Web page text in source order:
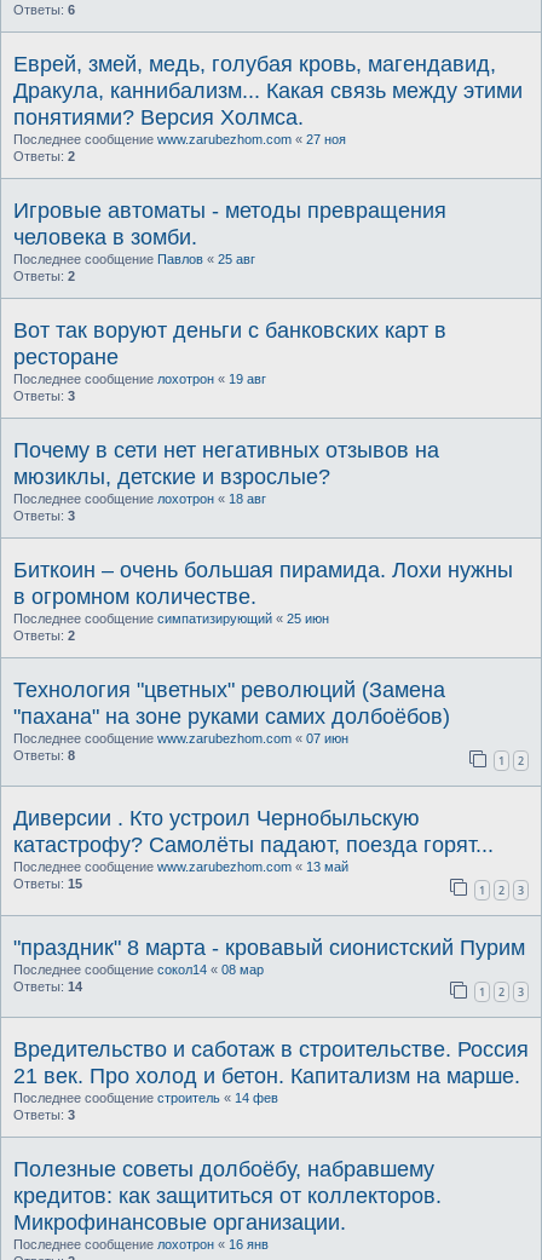
Ответы: 6
Еврей, змей, медь, голубая кровь, магендавид,
Дракула, каннибализм... Какая связь между этими
понятиями? Версия Холмса.
Последнее сообщение www.zarubezhom.com « 27 ноя
Ответы: 2
Игровые автоматы - методы превращения
человека в зомби.
Последнее сообщение Павлов « 25 авг
Ответы: 2
Вот так воруют деньги с банковских карт в
ресторане
Последнее сообщение лохотрон « 19 авг
Ответы: 3
Почему в сети нет негативных отзывов на
мюзиклы, детские и взрослые?
Последнее сообщение лохотрон « 18 авг
Ответы: 3
Биткоин – очень большая пирамида. Лохи нужны
в огромном количестве.
Последнее сообщение симпатизирующий « 25 июн
Ответы: 2
Технология "цветных" революций (Замена
"пахана" на зоне руками самих долбоёбов)
Последнее сообщение www.zarubezhom.com « 07 июн
Ответы: 8 1 2
Диверсии . Кто устроил Чернобыльскую
катастрофу? Самолёты падают, поезда горят...
Последнее сообщение www.zarubezhom.com « 13 май
Ответы: 15 1 2 3
"праздник" 8 марта - кровавый сионистский Пурим
Последнее сообщение сокол14 « 08 мар
Ответы: 14 1 2 3
Вредительство и саботаж в строительстве. Россия
21 век. Про холод и бетон. Капитализм на марше.
Последнее сообщение строитель « 14 фев
Ответы: 3
Полезные советы долбоёбу, набравшему
кредитов: как защититься от коллекторов.
Микрофинансовые организации.
Последнее сообщение лохотрон « 16 янв